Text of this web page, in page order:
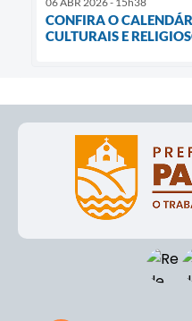
CONFIRA O
CULTURAIS E